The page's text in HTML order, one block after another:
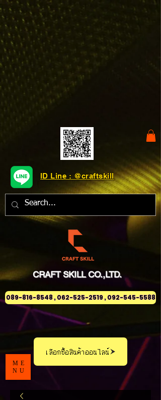
CRAFT SKILL CO.,LTD.
ID Line : @craftskill
089-816-8548 , 062-525-2519 , 092-545-5588
เลือกซื้อสินค้าออนไลน์
ME
NU